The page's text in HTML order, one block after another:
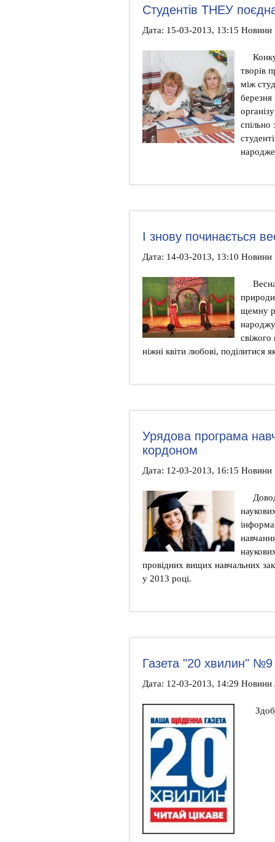
Студентів ТНЕУ
Дата: 15-03-2013, 13:15 Новини
творів
між
березня
спільно
І знову починається
Дата: 14-03-2013, 13:10 Новини
щемну
свіжого
ніжні квіти любові, поділитися
Урядова програма
кордоном
Дата: 12-03-2013, 16:15 Новини
провідних вищих навчальних
у 2013 році.
Газета "20 хвилин" №9
Дата: 12-03-2013, 14:29